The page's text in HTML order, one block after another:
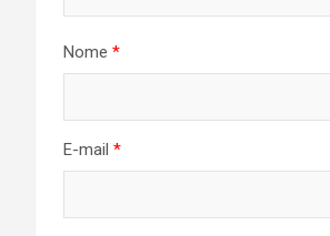
Nome *
E-mail *